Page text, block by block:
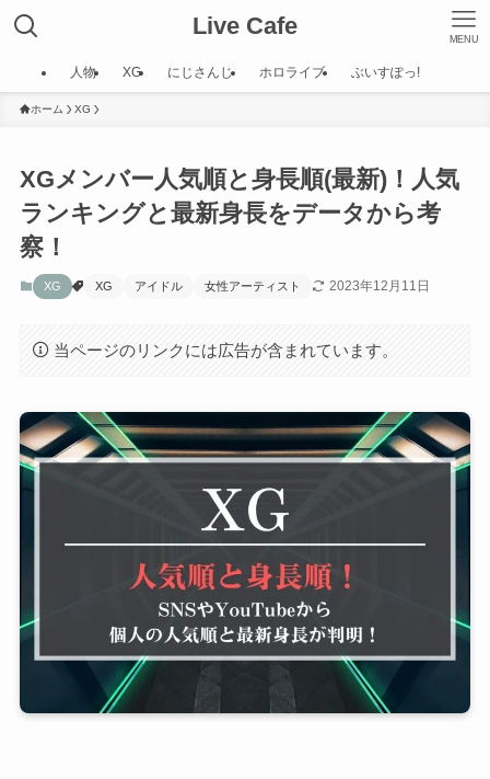
Live Cafe MENU
人物 XG にじさんじ ホロライブ ぶいすぽっ!
ホーム XG
XGメンバー人気順と身長順(最新)！人気
ランキングと最新身長をデータから考
察！
XG XG アイドル 女性アーティスト 2023年12月11日
当ページのリンクには広告が含まれています。